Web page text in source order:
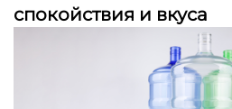
спокойствия и вкуса